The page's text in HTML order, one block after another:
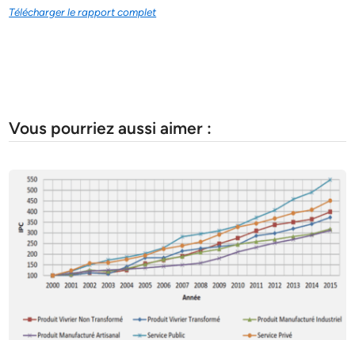
Télécharger le rapport complet
Vous pourriez aussi aimer :